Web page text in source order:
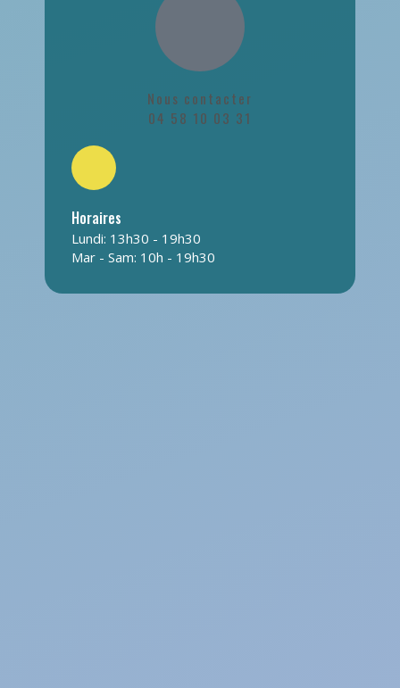
Nous contacter
04 58 10 03 31
Horaires
Lundi: 13h30 - 19h30
Mar - Sam: 10h - 19h30